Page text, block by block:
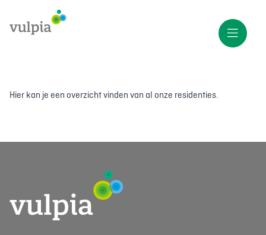
Hier kan je een overzicht vinden van al onze residenties.